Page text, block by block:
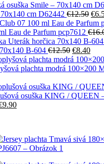
cm D62442 €12.50 €
Eau de Parfum pcp7612 €
B-604 €12.50 Pôvodná
cena
bola:
€8.40
cena
je:
plachta modrá 100×200
osuška KING / QUEEN
9.90Aktuálna